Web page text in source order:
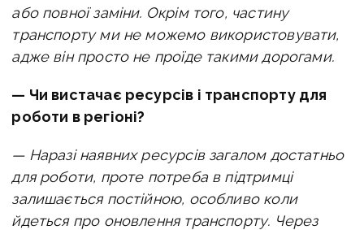
або повної заміни. Окрім того, частину
транспорту ми не можемо використовувати,
адже він просто не проїде такими дорогами.
— Чи вистачає ресурсів і транспорту для
роботи в регіоні?
— Наразі наявних ресурсів загалом достатньо
для роботи, проте потреба в підтримці
залишається постійною, особливо коли
йдеться про оновлення транспорту. Через